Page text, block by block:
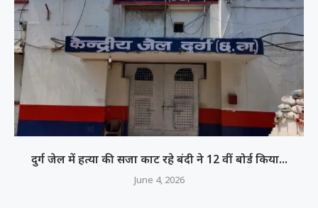
दुर्ग जेल में हत्या की सजा काट रहे बंदी ने 12 वीं बोर्ड किया...
June 4, 2026